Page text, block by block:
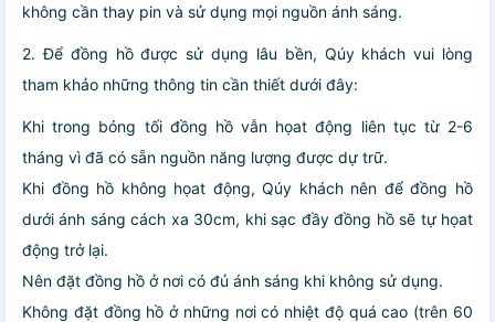
không cần thay pin và sử dụng mọi nguồn ánh sáng.
2. Để đồng hồ được sử dụng lâu bền, Qúy khách vui lòng
tham khảo những thông tin cần thiết dưới đây:
Khi trong bóng tối đồng hồ vẫn họat động liên tục từ 2-6
tháng vì đã có sẵn nguồn năng lượng được dự trữ.
Khi đồng hồ không họat động, Qúy khách nên để đồng hồ
dưới ánh sáng cách xa 30cm, khi sạc đầy đồng hồ sẽ tự họat
động trở lại.
Nên đặt đồng hồ ở nơi có đủ ánh sáng khi không sử dụng.
Không đặt đồng hồ ở những nơi có nhiệt độ quá cao (trên 60